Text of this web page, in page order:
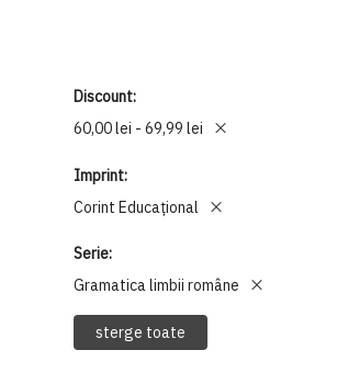
Discount
60,00 lei - 69,99 lei
Imprint
Corint Educaţional
Serie
Gramatica limbii române
sterge toate